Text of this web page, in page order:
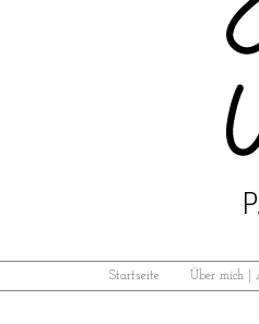
Startseite Über mich |